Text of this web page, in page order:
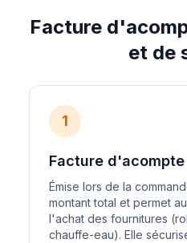
Facture
et de
1
Facture d'acompte
Émise lors de la
montant total et permet
l'achat des fournitures
chauffe-eau). Elle